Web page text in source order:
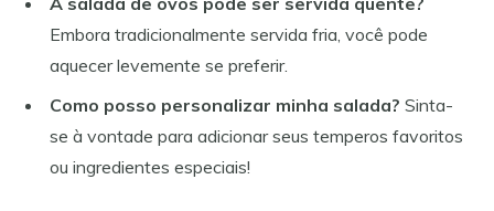
Embora tradicionalmente servida fria, você pode
aquecer levemente se preferir.
Como posso personalizar minha salada? Sinta-
se à vontade para adicionar seus temperos favoritos
ou ingredientes especiais!